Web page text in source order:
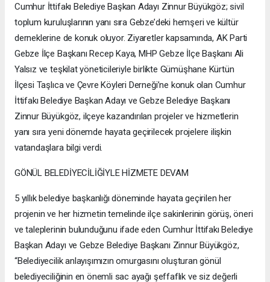
Cumhur İttifakı Belediye Başkan Adayı Zinnur Büyükgöz; sivil
toplum kuruluşlarının yanı sıra Gebze’deki hemşeri ve kültür
derneklerine de konuk oluyor. Ziyaretler kapsamında, AK Parti
Gebze İlçe Başkanı Recep Kaya, MHP Gebze İlçe Başkanı Ali
Yalsız ve teşkilat yöneticileriyle birlikte Gümüşhane Kürtün
İlçesi Taşlıca ve Çevre Köyleri Derneği’ne konuk olan Cumhur
İttifakı Belediye Başkan Adayı ve Gebze Belediye Başkanı
Zinnur Büyükgöz, ilçeye kazandırılan projeler ve hizmetlerin
yanı sıra yeni dönemde hayata geçirilecek projelere ilişkin
vatandaşlara bilgi verdi.
GÖNÜL BELEDİYECİLİĞİYLE HİZMETE DEVAM
5 yıllık belediye başkanlığı döneminde hayata geçirilen her
projenin ve her hizmetin temelinde ilçe sakinlerinin görüş, öneri
ve taleplerinin bulunduğunu ifade eden Cumhur İttifakı Belediye
Başkan Adayı ve Gebze Belediye Başkanı Zinnur Büyükgöz,
“Belediyecilik anlayışımızın omurgasını oluşturan gönül
belediyeciliğinin en önemli sac ayağı şeffaflık ve siz değerli